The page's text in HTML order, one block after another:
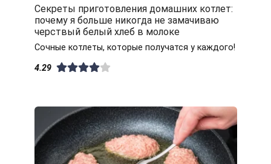
Секреты приготовления домашних котлет:
почему я больше никогда не замачиваю
черствый белый хлеб в молоке
Сочные котлеты, которые получатся у каждого!
4.29